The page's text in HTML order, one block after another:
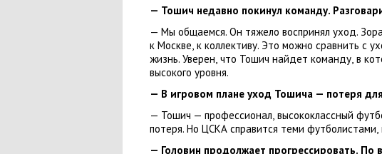
— Тошич недавно покинул команду.
— Мы общаемся. Он тяжело воспринял уход.
к Москве, к коллективу. Это можно сравнить с
жизнь. Уверен, что Тошич найдет команду, в
высокого уровня.
— В игровом плане уход Тошича — потеря
— Тошич — профессионал, высококлассный
потеря. Но ЦСКА справится теми футболистами,
— Головин продолжает прогрессировать. По